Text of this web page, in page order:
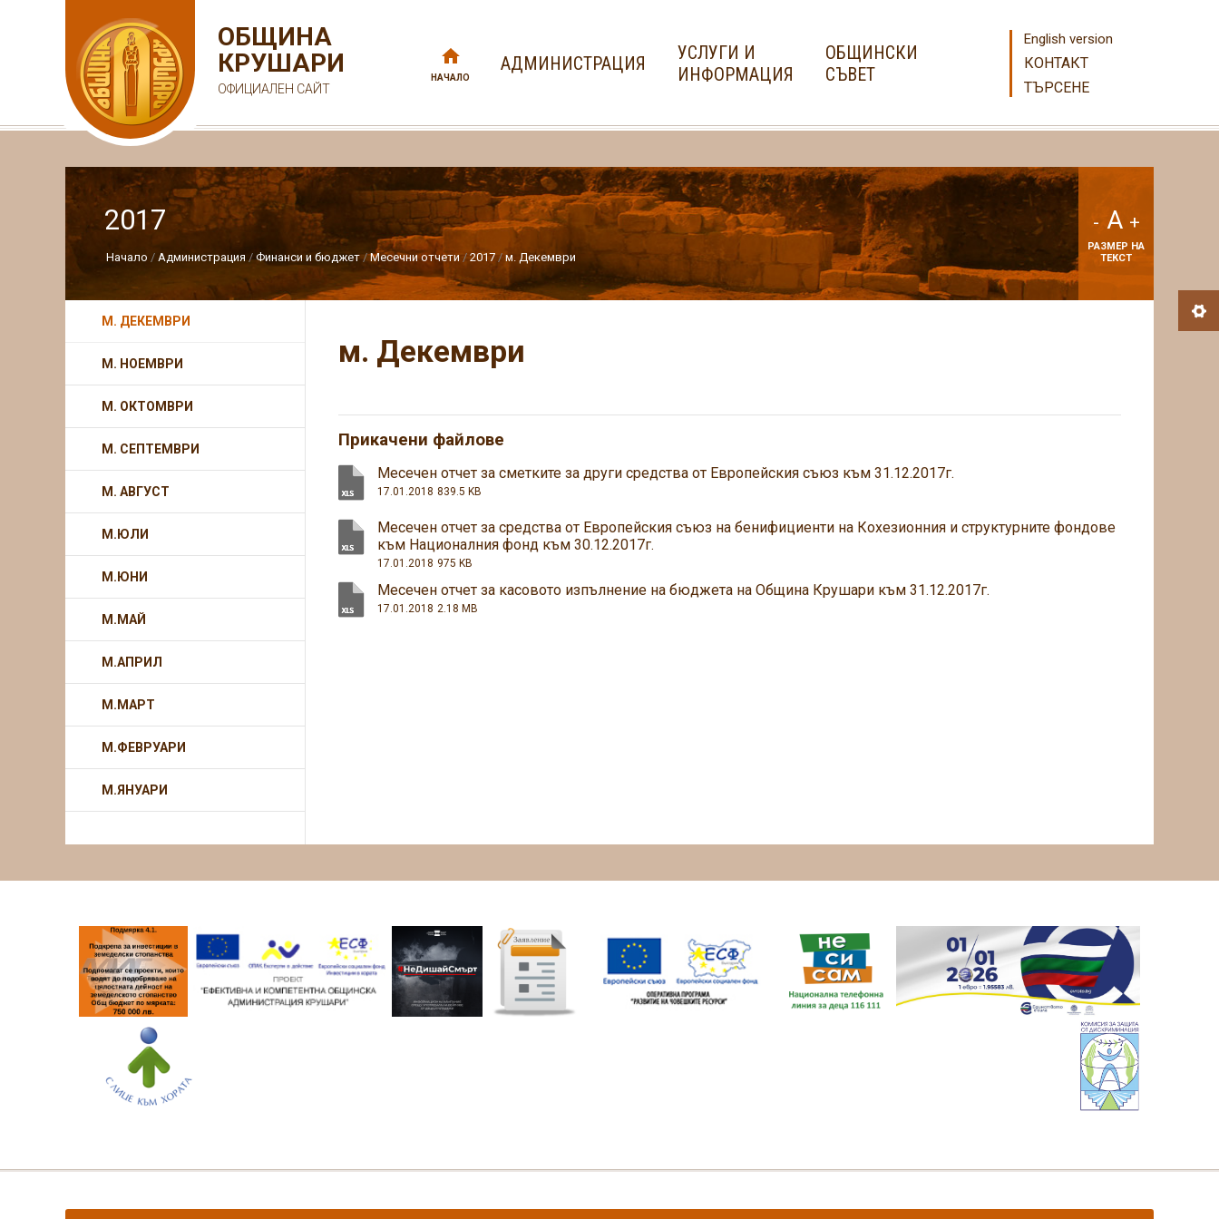
ОБЩИНА
КРУШАРИ
ОФИЦИАЛЕН САЙТ
НАЧАЛО
АДМИНИСТРАЦИЯ
УСЛУГИ И
ИНФОРМАЦИЯ
ОБЩИНСКИ
СЪВЕТ
English version
КОНТАКТ
ТЪРСЕНЕ
2017
Начало Администрация Финанси и бюджет Месечни отчети 2017 м. Декември
- A +
РАЗМЕР НА
ТЕКСТ
м. Декември
Прикачени файлове
Месечен отчет за сметките за други средства от Европейския съюз към 31.12.2017г.
17.01.2018 839.5 KB
Месечен отчет за средства от Европейския съюз на бенифициенти на Кохезионния и структурните фондове
към Националния фонд към 30.12.2017г.
17.01.2018 975 KB
Месечен отчет за касовото изпълнение на бюджета на Община Крушари към 31.12.2017г.
17.01.2018 2.18 MB
М. ДЕКЕМВРИ
М. НОЕМВРИ
М. ОКТОМВРИ
М. СЕПТЕМВРИ
М. АВГУСТ
М.ЮЛИ
М.ЮНИ
М.МАЙ
М.АПРИЛ
М.МАРТ
М.ФЕВРУАРИ
М.ЯНУАРИ